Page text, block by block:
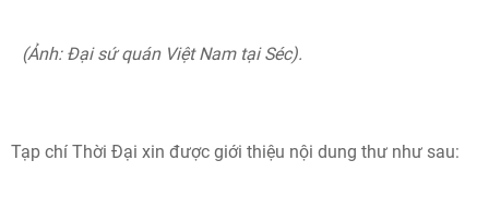
(Ảnh: Đại sứ quán Việt Nam tại Séc).
Tạp chí Thời Đại xin được giới thiệu nội dung thư như sau: